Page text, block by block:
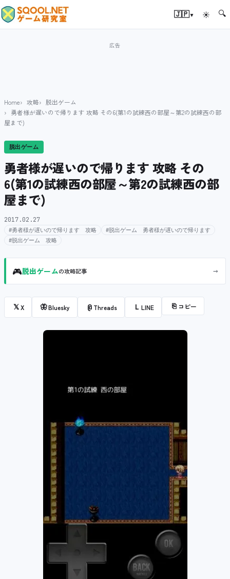
🇯🇵▾ ☀ 🔍
Home 攻略
脱出ゲーム
勇者様が遅いので帰ります 攻略 その6(第1の試練西の部屋～第2の試練西の部
屋まで)
脱出ゲーム
勇者様が遅いので帰ります 攻略 その
6(第1の試練西の部屋～第2の試練西の部
屋まで)
2017.02.27
#勇者様が遅いので帰ります 攻略
#脱出ゲーム 勇者様が遅いので帰ります
#脱出ゲーム 攻略
🎮脱出ゲームの攻略記事 →
𝕏X 🦋Bluesky @ Threads L LINE ⎘ コピー